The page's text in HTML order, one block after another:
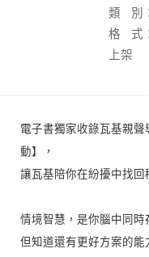
社：
類
別
格
式
上架
電子書獨家收錄瓦基親
動】，
讓瓦基陪你在紛擾中找回
情境智慧，是你腦中同時
但知道還有更好方案的能